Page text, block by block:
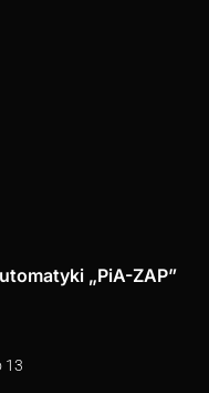
„PiA-ZAP”
13